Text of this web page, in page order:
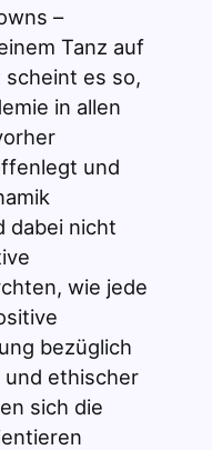
–
Tanz auf
scheint es so,
in allen
und
dabei nicht
wie jede
bezüglich
ethischer
sich die